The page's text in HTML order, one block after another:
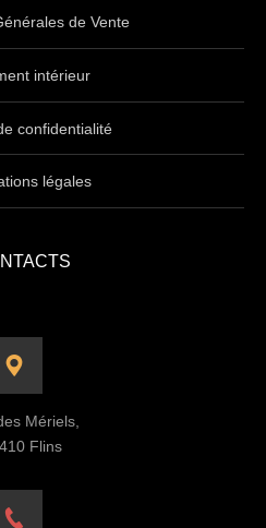
de Vente
intérieur
confidentialité
légales
Mériels,
Flins